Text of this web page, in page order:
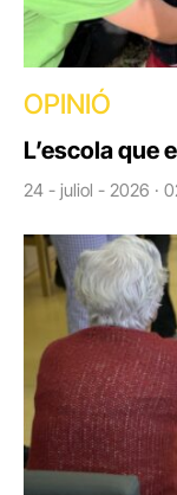
OPINIÓ
L’escola que
24 - juliol - 2026 ·